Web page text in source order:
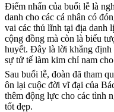
Điểm nhấn của buổi lễ là
danh cho các cá nhân có
vai các thủ lĩnh tại địa danh
cộng đồng mà còn là biểu
huyết. Đây là lời khẳng định
sự tử tế làm kim chỉ nam
Sau buổi lễ, đoàn đã tham
ôn lại cuộc đời vĩ đại của
thêm động lực cho các tình
tốt đẹp.